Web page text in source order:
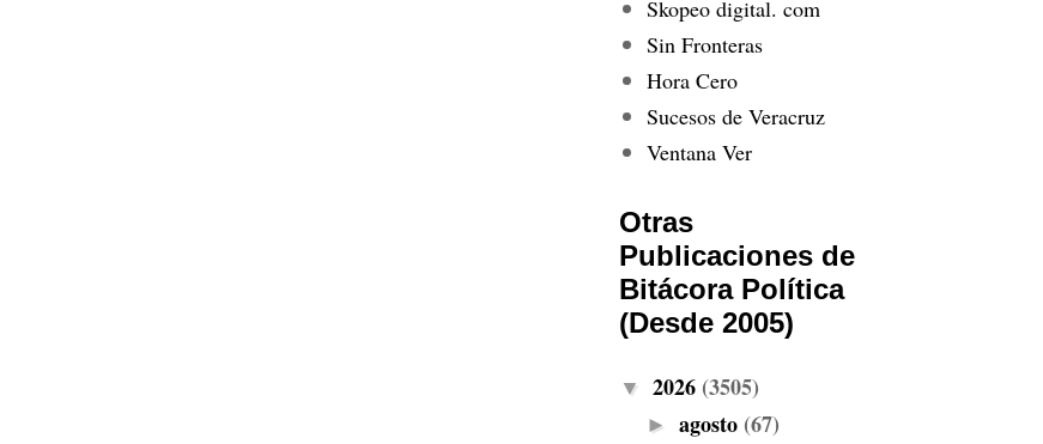
Skopeo digital. com
Sin Fronteras
Hora Cero
Sucesos de Veracruz
Ventana Ver
Otras
Publicaciones de
Bitácora Política
(Desde 2005)
▼ 2026 (3505)
► agosto (67)